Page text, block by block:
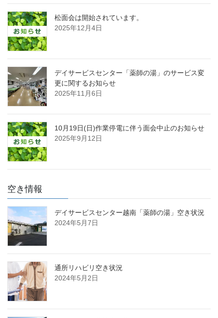
松面会は開始されています。
2025年12月4日
デイサービスセンター「薬師の湯」のサービス変
更に関するお知らせ
2025年11月6日
10月19日(日)作業停電に伴う面会中止のお知らせ
2025年9月12日
空き情報
デイサービスセンター越南「薬師の湯」空き状況
2024年5月7日
通所リハビリ空き状況
2024年5月2日